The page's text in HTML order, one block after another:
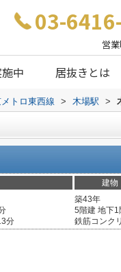
03-
営
中 居抜きとは
トロ東西線 > 木場駅 >
建物
分
築43年
5階建 地下1
鉄筋コンク